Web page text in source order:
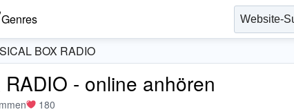
Genres
BOX RADIO
- online anhören
180